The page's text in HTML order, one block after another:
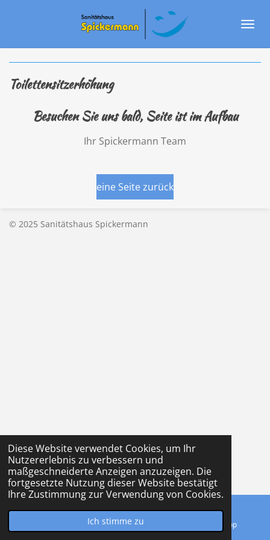
Diese Website verwendet Cookies, um Ihr
Nutzererlebnis zu verbessern und
maßgeschneiderte Anzeigen anzuzeigen. Die
fortgesetzte Nutzung dieser Website bestätigt
Ihre Zustimmung zur Verwendung von Cookies.
Ich stimme zu
Toilettensitzerhöhung
Besuchen Sie uns bald, Seite ist im Aufbau
Ihr Spickermann Team
eine Seite zurück
© 2025 Sanitätshaus Spickermann
Telefon WhatsApp